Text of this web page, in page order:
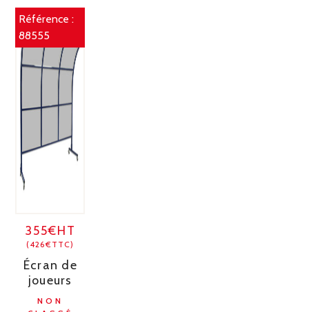
Référence :
88555
355€HT
(426€TTC)
Écran de
joueurs
NON